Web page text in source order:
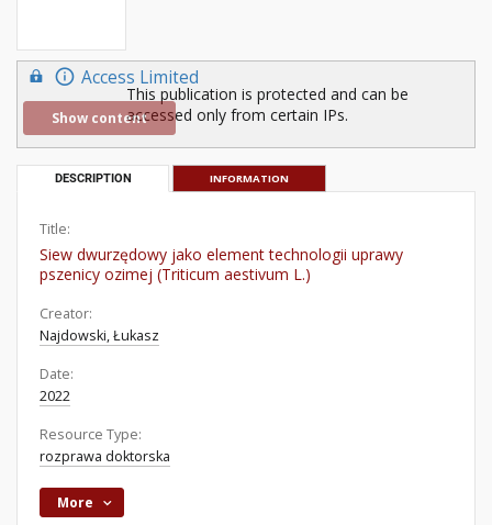
Access Limited
Show content
This publication is protected and can be
accessed only from certain IPs.
DESCRIPTION INFORMATION
Title:
Siew dwurzędowy jako element technologii uprawy
pszenicy ozimej (Triticum aestivum L.)
Creator:
Najdowski, Łukasz
Date:
2022
Resource Type:
rozprawa doktorska
More